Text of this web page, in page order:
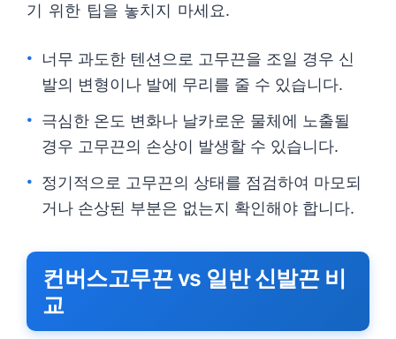
기 위한 팁을 놓치지 마세요.
너무 과도한 텐션으로 고무끈을 조일 경우 신
발의 변형이나 발에 무리를 줄 수 있습니다.
극심한 온도 변화나 날카로운 물체에 노출될
경우 고무끈의 손상이 발생할 수 있습니다.
정기적으로 고무끈의 상태를 점검하여 마모되
거나 손상된 부분은 없는지 확인해야 합니다.
컨버스고무끈 vs 일반 신발끈 비
교